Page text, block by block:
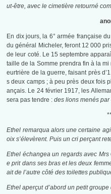
ut-être, avec le cimetière retourné
En dix jours, la 6° armée française
du général Micheler, feront 12 000
de leur coté. Le 15 septembre
taille de la Somme prendra fin à la
eurtrière de la guerre, faisant près
s deux camps ; à peu près deux fois
ançais. Le 24 février 1917, les
sera pas tendre :des lions menés
Ethel remarqua alors une certaine
oix s’élevèrent. Puis un cri perçant
Ethel échangea un regards avec
e prit dans ses bras et les deux
ait de l’autre côté des toilettes
Ethel aperçut d’abord un petit